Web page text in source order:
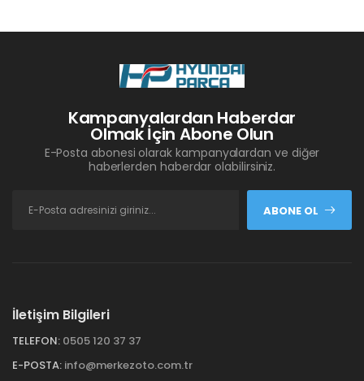
Kampanyalardan Haberdar
Olmak İçin Abone Olun
E-Posta abonesi olarak kampanyalardan ve diğer
haberlerden haberdar olabilirsiniz.
ABONE OL
İletişim Bilgileri
TELEFON: 0505 120 37 37
E-POSTA: info@merkezoto.com.tr